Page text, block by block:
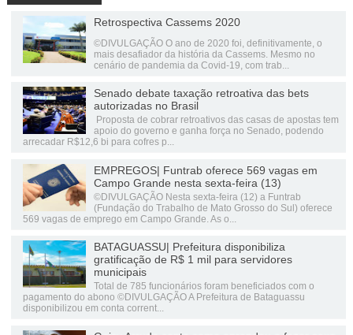
Retrospectiva Cassems 2020
©DIVULGAÇÃO O ano de 2020 foi, definitivamente, o
mais desafiador da história da Cassems. Mesmo no
cenário de pandemia da Covid-19, com trab...
Senado debate taxação retroativa das bets
autorizadas no Brasil
Proposta de cobrar retroativos das casas de apostas tem
apoio do governo e ganha força no Senado, podendo
arrecadar R$12,6 bi para cofres p...
EMPREGOS| Funtrab oferece 569 vagas em
Campo Grande nesta sexta-feira (13)
©DIVULGAÇÃO Nesta sexta-feira (12) a Funtrab
(Fundação do Trabalho de Mato Grosso do Sul) oferece
569 vagas de emprego em Campo Grande. As o...
BATAGUASSU| Prefeitura disponibiliza
gratificação de R$ 1 mil para servidores
municipais
Total de 785 funcionários foram beneficiados com o
pagamento do abono ©DIVULGAÇÃO A Prefeitura de Bataguassu
disponibilizou em conta corrent...